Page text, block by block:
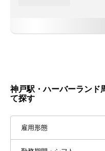
神戸駅・ハーバーランド
て探す
雇用形態